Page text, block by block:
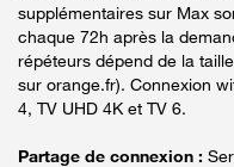
supplémentaires sur Max
chaque 72h après la
répéteurs dépend de la
sur orange.fr). Connexion
4, TV UHD 4K et TV 6.
Partage de connexion :